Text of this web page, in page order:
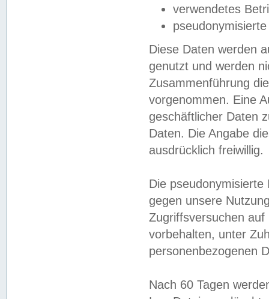
verwendetes
Diese Daten werden
genutzt und werden
Zusammenführung
vorgenommen. Eine
geschäftlicher Daten
Daten. Die Angabe
ausdrücklich freiwillig.
Die
gegen unsere
Zugriffsversuchen
vorbehalten, unter
personenbezogenen
Nach 60 Tagen